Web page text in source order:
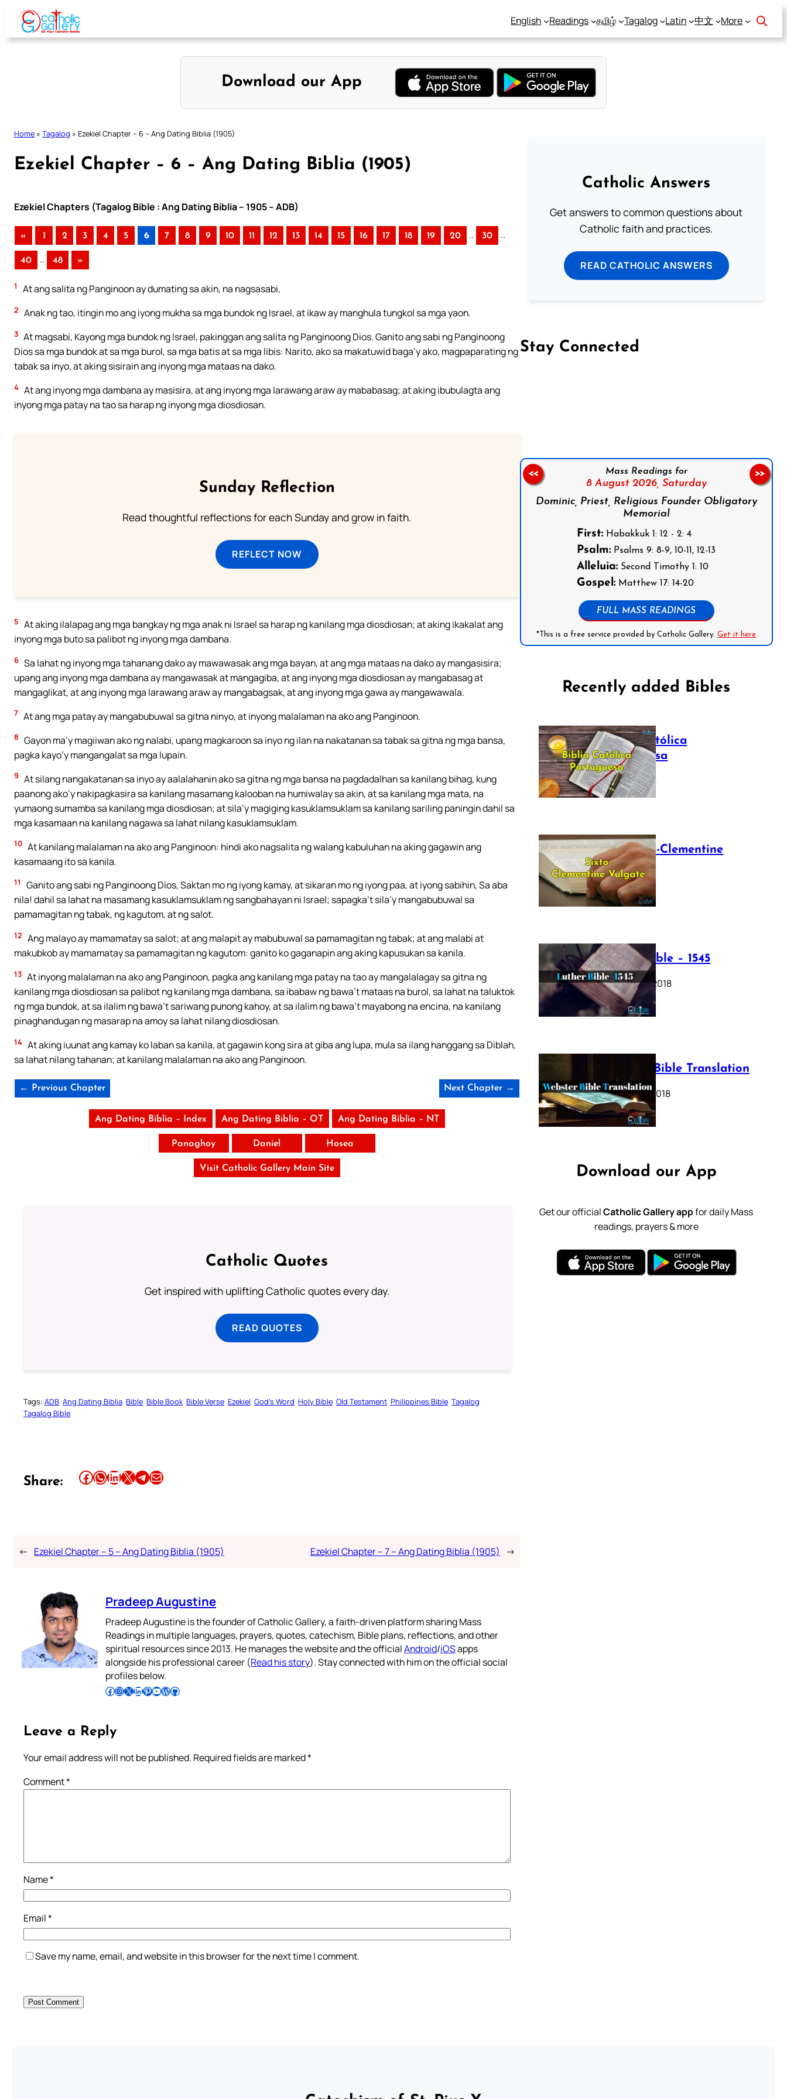
Skip
content
English Readings தமிழ் Tagalog Latin 中文 More
Download our App
Home » Tagalog » Ezekiel Chapter – 6 – Ang Dating Biblia (1905)
Ezekiel Chapter – 6 – Ang Dating Biblia (1905)
Ezekiel Chapters (Tagalog Bible : Ang Dating Biblia – 1905 – ADB)
« 1 2 3 4 5 6 7 8 9 10 11 12 13 14 15 16 17 18 19 20 .. 30 ..
40 .. 48 »
1 At ang salita ng Panginoon ay dumating sa akin, na nagsasabi,
2 Anak ng tao, itingin mo ang iyong mukha sa mga bundok ng Israel, at ikaw ay manghula tungkol sa mga yaon.
3 At magsabi, Kayong mga bundok ng Israel, pakinggan ang salita ng Panginoong Dios. Ganito ang sabi ng Panginoong
Dios sa mga bundok at sa mga burol, sa mga batis at sa mga libis: Narito, ako sa makatuwid baga’y ako, magpaparating ng
tabak sa inyo, at aking sisirain ang inyong mga mataas na dako.
4 At ang inyong mga dambana ay masisira, at ang inyong mga larawang araw ay mababasag; at aking ibubulagta ang
inyong mga patay na tao sa harap ng inyong mga diosdiosan.
Sunday Reflection
Read thoughtful reflections for each Sunday and grow in faith.
REFLECT NOW
5 At aking ilalapag ang mga bangkay ng mga anak ni Israel sa harap ng kanilang mga diosdiosan; at aking ikakalat ang
inyong mga buto sa palibot ng inyong mga dambana.
6 Sa lahat ng inyong mga tahanang dako ay mawawasak ang mga bayan, at ang mga mataas na dako ay mangasisira;
upang ang inyong mga dambana ay mangawasak at mangagiba, at ang inyong mga diosdiosan ay mangabasag at
mangaglikat, at ang inyong mga larawang araw ay mangabagsak, at ang inyong mga gawa ay mangawawala.
7 At ang mga patay ay mangabubuwal sa gitna ninyo, at inyong malalaman na ako ang Panginoon.
8 Gayon ma’y magiiwan ako ng nalabi, upang magkaroon sa inyo ng ilan na nakatanan sa tabak sa gitna ng mga bansa,
pagka kayo’y mangangalat sa mga lupain.
9 At silang nangakatanan sa inyo ay aalalahanin ako sa gitna ng mga bansa na pagdadalhan sa kanilang bihag, kung
paanong ako’y nakipagkasira sa kanilang masamang kalooban na humiwalay sa akin, at sa kanilang mga mata, na
yumaong sumamba sa kanilang mga diosdiosan; at sila’y magiging kasuklamsuklam sa kanilang sariling paningin dahil sa
mga kasamaan na kanilang nagawa sa lahat nilang kasuklamsuklam.
10 At kanilang malalaman na ako ang Panginoon: hindi ako nagsalita ng walang kabuluhan na aking gagawin ang
kasamaang ito sa kanila.
11
Ganito ang sabi ng Panginoong Dios, Saktan mo ng iyong kamay, at sikaran mo ng iyong paa, at iyong sabihin, Sa aba
nila! dahil sa lahat na masamang kasuklamsuklam ng sangbahayan ni Israel; sapagka’t sila’y mangabubuwal sa
pamamagitan ng tabak, ng kagutom, at ng salot.
12 Ang malayo ay mamamatay sa salot; at ang malapit ay mabubuwal sa pamamagitan ng tabak; at ang malabi at
makubkob ay mamamatay sa pamamagitan ng kagutom: ganito ko gaganapin ang aking kapusukan sa kanila.
13 At inyong malalaman na ako ang Panginoon, pagka ang kanilang mga patay na tao ay mangalalagay sa gitna ng
kanilang mga diosdiosan sa palibot ng kanilang mga dambana, sa ibabaw ng bawa’t mataas na burol, sa lahat na taluktok
ng mga bundok, at sa ilalim ng bawa’t sariwang punong kahoy, at sa ilalim ng bawa’t mayabong na encina, na kanilang
pinaghandugan ng masarap na amoy sa lahat nilang diosdiosan.
14 At aking iuunat ang kamay ko laban sa kanila, at gagawin kong sira at giba ang lupa, mula sa ilang hanggang sa Diblah,
sa lahat nilang tahanan; at kanilang malalaman na ako ang Panginoon.
← Previous Chapter Next Chapter →
Ang Dating Biblia – Index Ang Dating Biblia – OT Ang Dating Biblia – NT
Panaghoy Daniel Hosea
Visit Catholic Gallery Main Site
Catholic Quotes
Get inspired with uplifting Catholic quotes every day.
READ QUOTES
Tags: ADB Ang Dating Biblia Bible Bible Book Bible Verse Ezekiel God’s Word Holy Bible Old Testament Philippines Bible Tagalog
Tagalog Bible
Share: Share this article on Facebook Share this article on WhatsApp Share this article on LinkedIn Share this article on X Share this article on TelegramEmail this Article
← Ezekiel Chapter – 5 – Ang Dating Biblia (1905) Ezekiel Chapter – 7 – Ang Dating Biblia (1905) →
Pradeep Augustine
Pradeep Augustine is the founder of Catholic Gallery, a faith-driven platform sharing Mass
Readings in multiple languages, prayers, quotes, catechism, Bible plans, reflections, and other
spiritual resources since 2013. He manages the website and the officialAndroid/iOSapps
alongside his professional career (Read his story). Stay connected with him on the official social
profiles below.
Follow Pradeep on Facebook Follow Pradeep on InstagramFollow Pradeep on X Follow Pradeep on LinkedIn Follow Pradeep on Pinterest Subscribe to Pradeep’s Youtube Channel Follow Pradeep on WordPress Follow Pradeep on GitHub
Leave a Reply
Your email address will not be published. Required fields are marked*
Comment*
Name*
Email*
Save my name, email, and website in this browser for the next time I comment.
Catholic Answers
Get answers to common questions about
Catholic faith and practices.
READ CATHOLIC ANSWERS
Stay Connected
Mass Readings for
8 August 2026, Saturday
Dominic, Priest, Religious Founder Obligatory
Memorial
First: Habakkuk 1: 12 - 2: 4
Psalm: Psalms 9: 8-9, 10-11, 12-13
Alleluia: Second Timothy 1: 10
Gospel: Matthew 17: 14-20
FULL MASS READINGS
*This is a free service provided by Catholic Gallery.Get it here
<< >>
Recently added Bibles
Bíblia Católica
Portuguesa
July 16, 2025
The Sixto-Clementine
Vulgate
July 12, 2025
Luther Bible – 1545
October 17, 2018
Webster Bible Translation
October 11, 2018
Download our App
Get our officialCatholic Gallery appfor daily Mass
readings, prayers & more